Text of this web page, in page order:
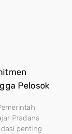
Pelosok
Pradana
penting